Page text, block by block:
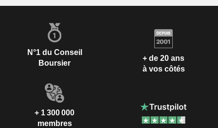
N°1 du Conseil
Boursier
+ de 20 ans
à vos côtés
+ 1 300 000
membres